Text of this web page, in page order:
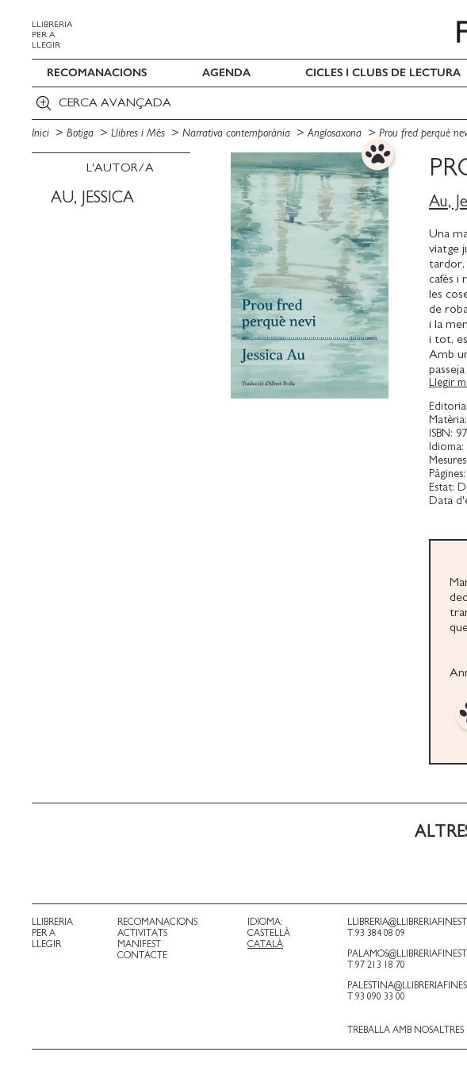
LLIBRERIA
PER A
LLEGIR
RECOMANACIONS AGENDA CICLES I CLUBS DE LECTURA
CERCA AVANÇADA
Inici Botiga Llibres i Més Narrativa contemporània Anglosaxona Prou fred perquè
L'AUTOR/A
AU, JESSICA Au,
Una
viatge
tardor,
cafès i
les
de
i la
i tot,
Amb
i, entre
quin
Novel-
Llegir
ISBN:
Idioma:
Pàgines:
Estat:
Data
LLIBRERIA
PER A
LLEGIR
RECOMANACIONS
ACTIVITATS
MANIFEST
CONTACTE
IDIOMA:
CASTELLÀ
CATALÀ
T.93 384 08 09
T.97 213 18 70
T.93 090 33 00
TREBALLA AMB NOSALTRES